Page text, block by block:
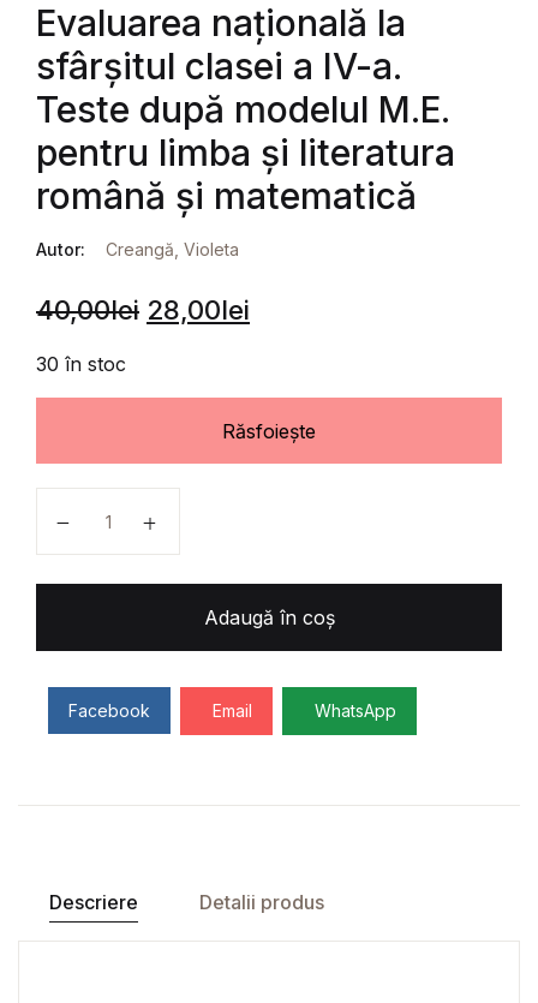
Evaluarea națională la
sfârșitul clasei a IV-a.
Teste după modelul M.E.
pentru limba și literatura
română și matematică
Autor: Creangă, Violeta
40,00lei 28,00lei
30 în stoc
Răsfoiește
Adaugă în coș
Facebook Email WhatsApp
Descriere Detalii produs